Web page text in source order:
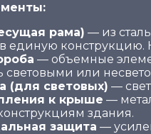
рама) — из
единую конструкцию.
— объемные
световыми или
(для световых) —
к крыше —
здания.
защита —